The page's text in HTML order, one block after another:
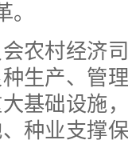
农村经济
生产、管
基础设施
种业支撑